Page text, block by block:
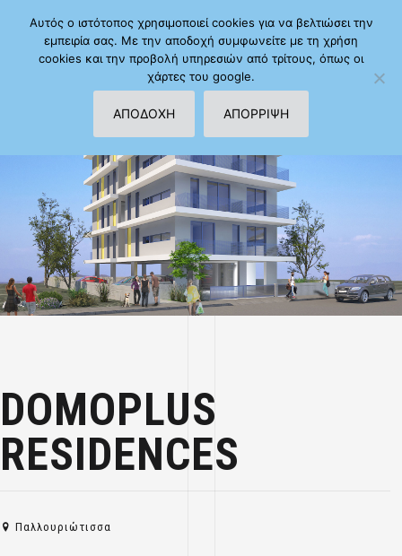
DOMOPLUS
RESIDENCES
Παλλουριώτισσα
Αυτός ο ιστότοπος χρησιμοποιεί cookies για να βελτιώσει την
εμπειρία σας. Με την αποδοχή συμφωνείτε με τη χρήση
cookies και την προβολή υπηρεσιών από τρίτους, όπως οι
χάρτες του google.
ΑΠΟΔΟΧΗ ΑΠΟΡΡΙΨΗ